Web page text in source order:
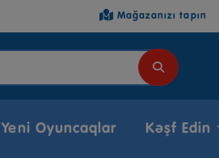
Mağazanızı tapın
Yeni Oyuncaqlar Kəşf Edin